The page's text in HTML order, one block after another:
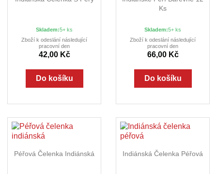
Skladem:5+ ks
Zboží k odeslání následující
pracovní den
42,00 Kč
Do košíku
Ks
Skladem:5+ ks
Zboží k odeslání následující
pracovní den
66,00 Kč
Do košíku
Péřová Čelenka Indiánská Indiánská Čelenka Péřová